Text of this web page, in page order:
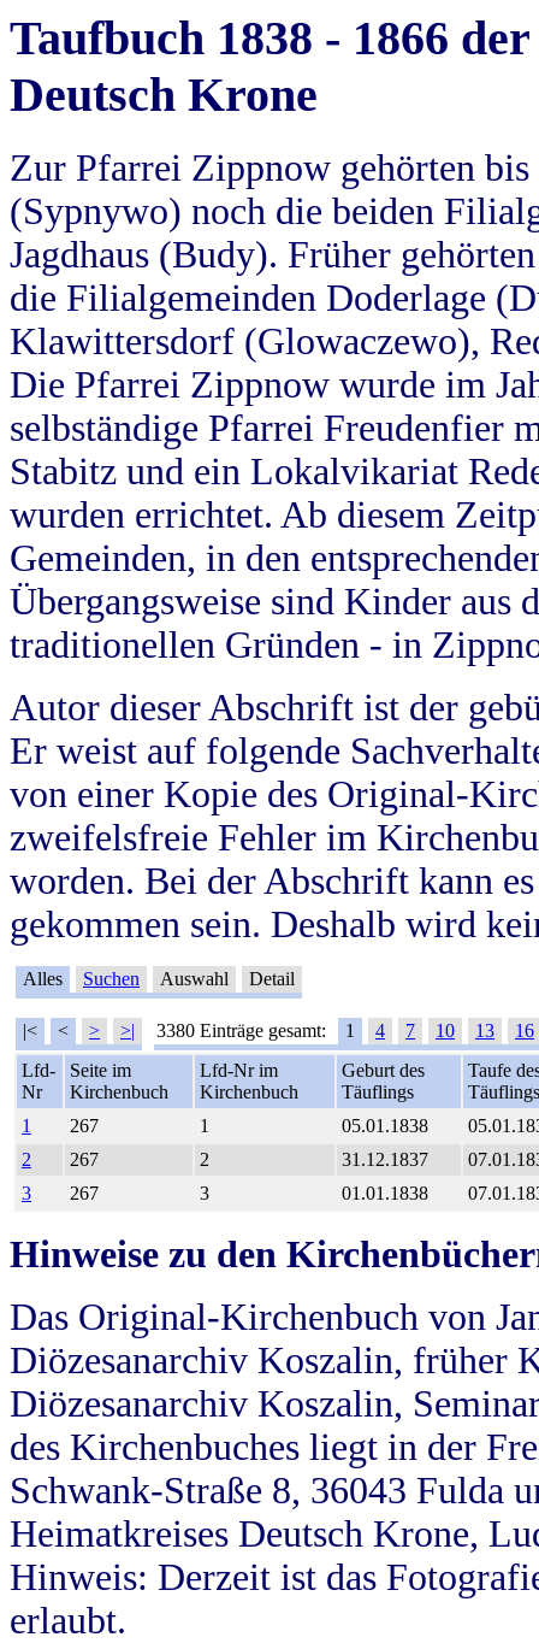
Taufbuch 1838 - 1866
Deutsch Krone
Zur Pfarrei Zippnow gehörten
(Sypnywo) noch die beiden
Jagdhaus (Budy). Früher
die Filialgemeinden Doderlage
Klawittersdorf (Glowaczewo),
Die Pfarrei Zippnow wurde im
selbständige Pfarrei Freudenfier
Stabitz und ein Lokalvikariat
wurden errichtet. Ab diesem
Gemeinden, in den
Übergangsweise sind Kinder aus
traditionellen Gründen - in
Autor dieser Abschrift ist der
Er weist auf folgende
von einer Kopie des Original-
zweifelsfreie Fehler im
worden. Bei der Abschrift kann
gekommen sein. Deshalb wird
Alles Suchen Auswahl Detail
|< < > >| 3380 Einträge gesamt: 1 4 7 10 13
16
Lfd-
Nr
Seite im
Kirchenbuch
Lfd-Nr im
Kirchenbuch
Geburt des
Täuflings
Taufe
Täuflings
1
267 1 05.01.1838
2
267 2 31.12.1837
3
267 3 01.01.1838
Hinweise zu den
Das Original-Kirchenbuch von
Diözesanarchiv Koszalin, früher
Diözesanarchiv Koszalin,
des Kirchenbuches liegt in der
Schwank-Straße 8, 36043 Fulda
Heimatkreises Deutsch Krone,
Hinweis: Derzeit ist das
erlaubt.